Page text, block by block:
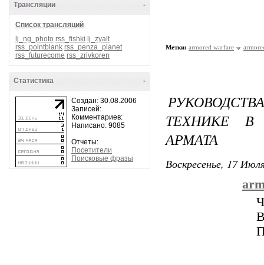
-
Трансляции
Список трансляций
lj_ng_photo rss_fishki lj_zyalt
rss_pointblank rss_penza_planet
rss_futurecome rss_zrivkoren
-
Статистика
Создан: 30.08.2006
Записей:
Комментариев:
Написано: 9085
Отчеты:
Посетители
Поисковые фразы
Метки: armored warfare
ТЕХНИКЕ В
АРМАТА
Воскресенье, 17